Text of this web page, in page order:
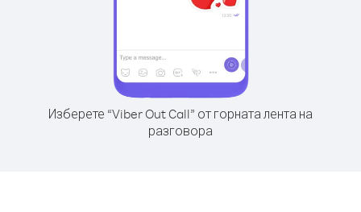
Изберете “Viber Out Call” от горната лента на
разговора